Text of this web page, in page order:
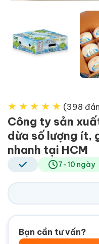
★ ★ ★ ★ ★ (398
Công ty sản
dừa số lượng ít,
nhanh tại HCM
7-10 ngày
Bạn cần tư vấn?